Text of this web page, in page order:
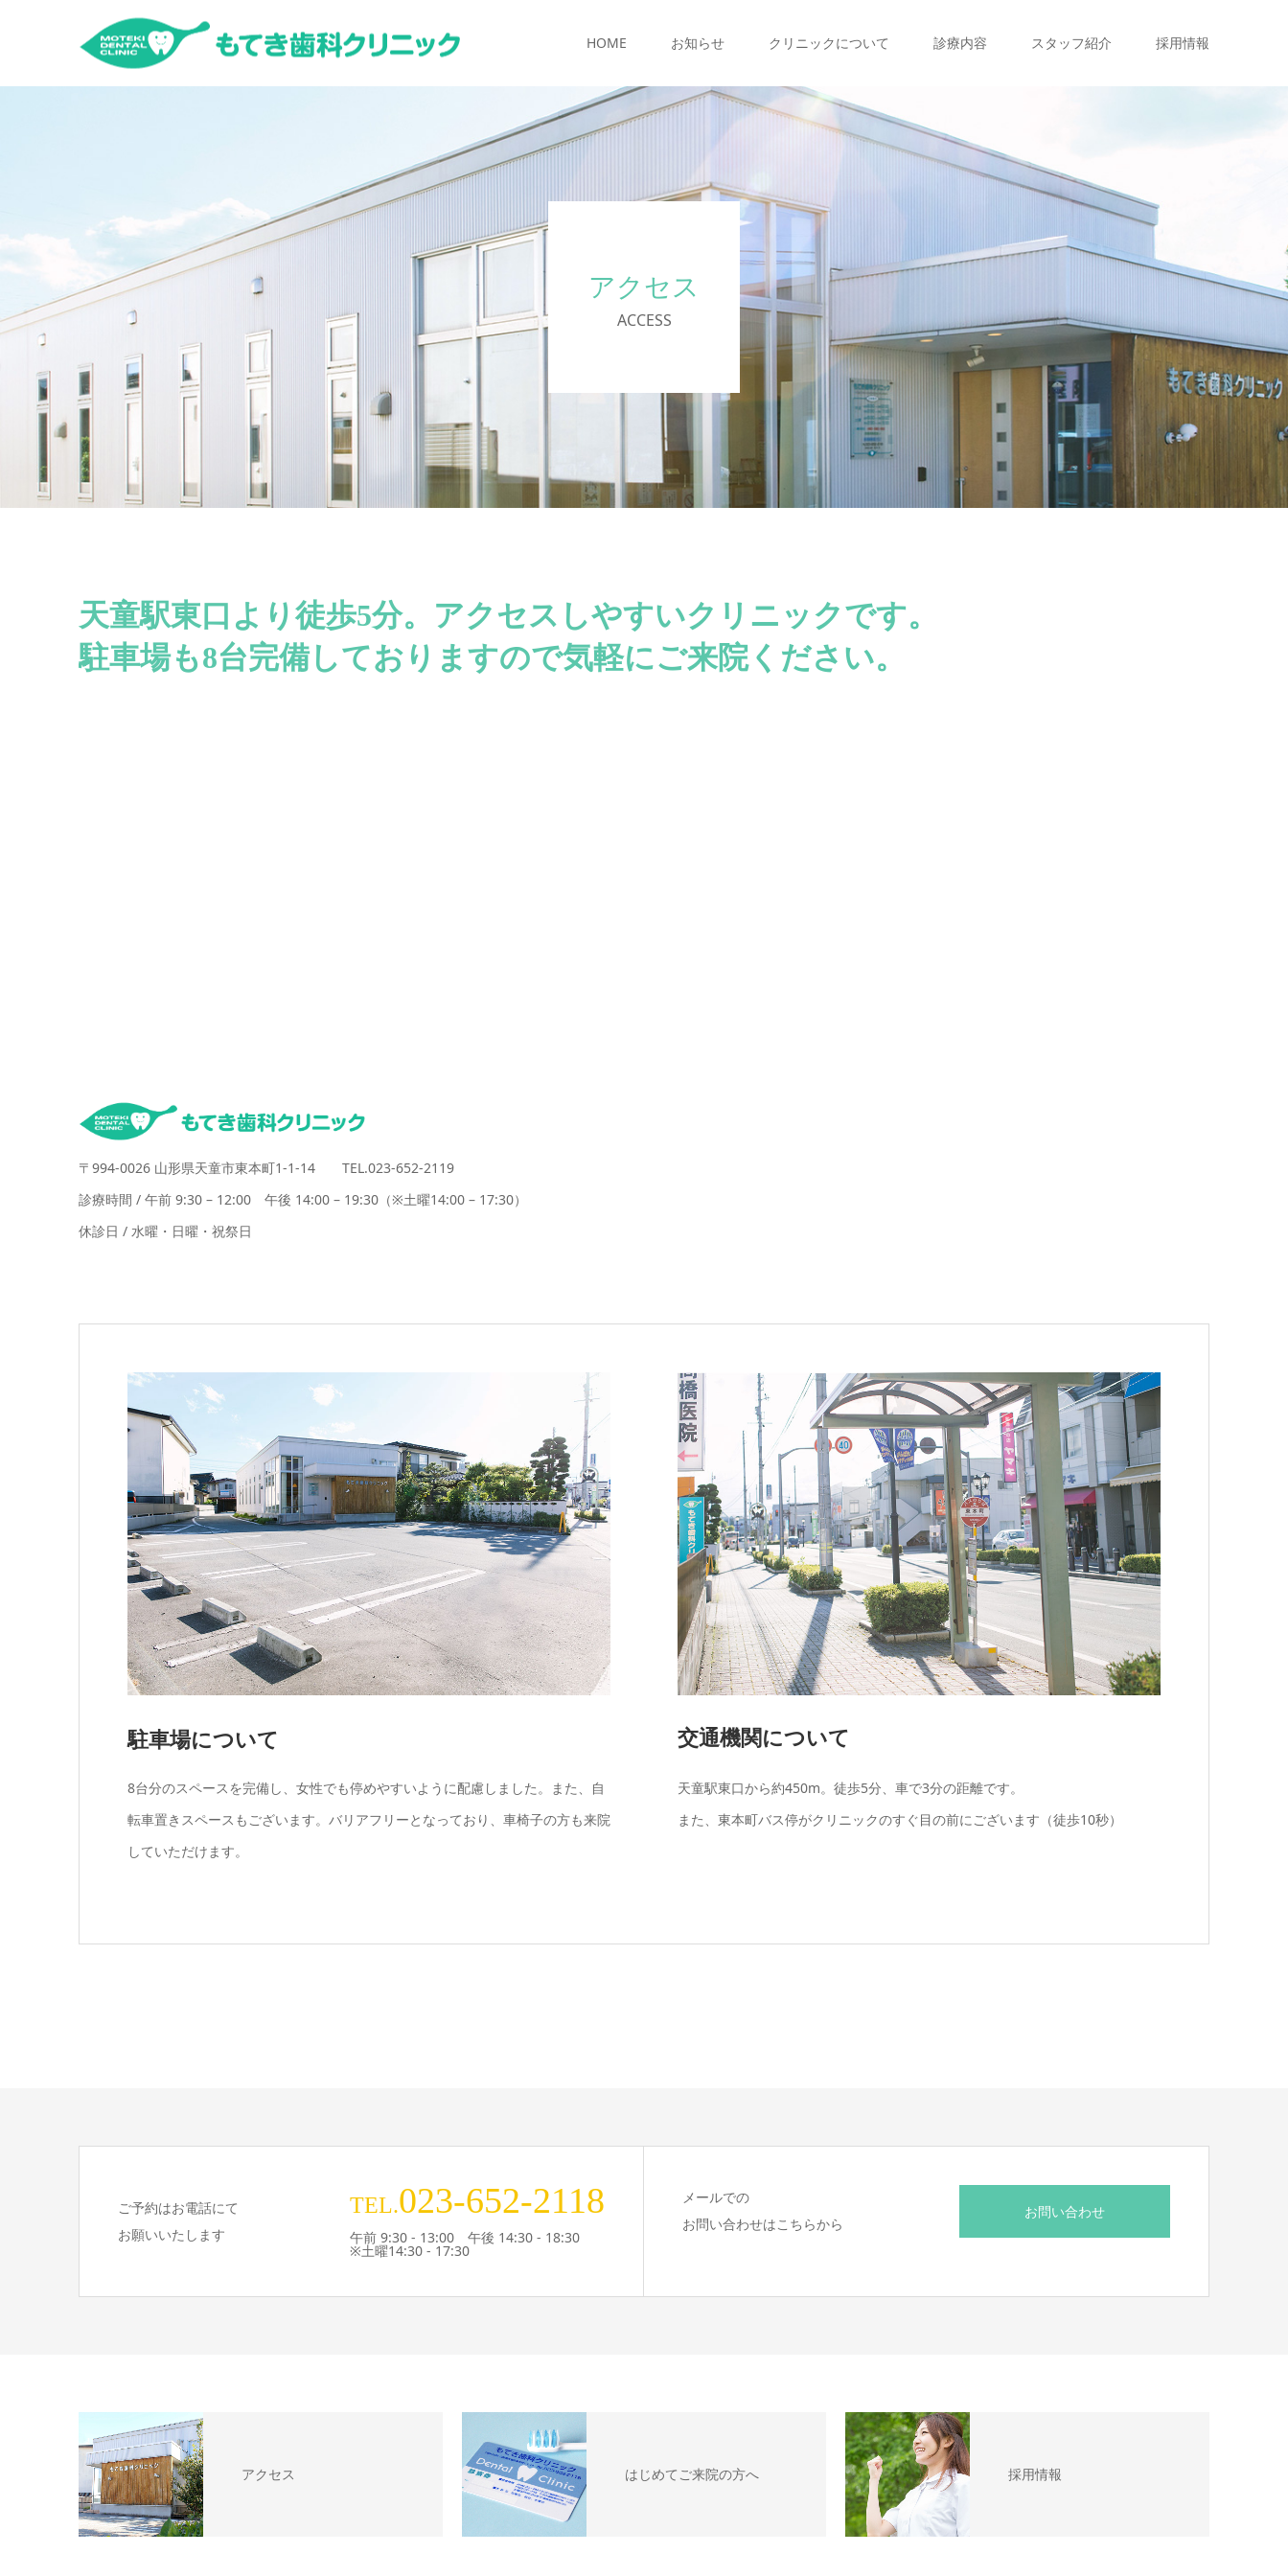
HOME お知らせ クリニックについて 診療内容 スタッフ紹介 採用情報
アクセス
ACCESS
天童駅東口より徒歩5分。アクセスしやすいクリニックです。
駐車場も8台完備しておりますので気軽にご来院ください。
〒994-0026 山形県天童市東本町1-1-14 TEL.023-652-2119
診療時間 / 午前 9:30 – 12:00 午後 14:00 – 19:30（※土曜14:00 – 17:30）
休診日 / 水曜・日曜・祝祭日
駐車場について
8台分のスペースを完備し、女性でも停めやすいように配慮しました。また、自
転車置きスペースもございます。バリアフリーとなっており、車椅子の方も来院
していただけます。
交通機関について
天童駅東口から約450m。徒歩5分、車で3分の距離です。
また、東本町バス停がクリニックのすぐ目の前にございます（徒歩10秒）
ご予約はお電話にて
お願いいたします
TEL.023-652-2118
午前 9:30 - 13:00 午後 14:30 - 18:30
※土曜14:30 - 17:30
メールでの
お問い合わせはこちらから
お問い合わせ
アクセス はじめてご来院の方へ 採用情報